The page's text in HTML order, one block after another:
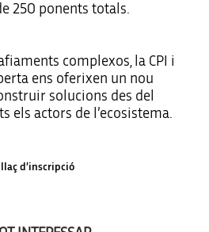
250 ponents totals.
complexos, la CPI i
ens oferixen un nou
solucions des del
els actors de l’ecosistema.
d’inscripció